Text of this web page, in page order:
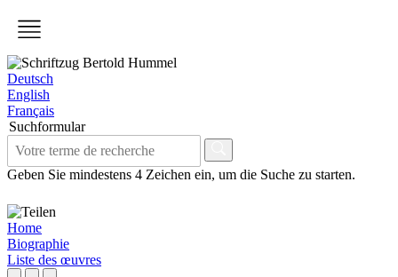
Deutsch
English
Français
Suchformular
Geben Sie mindestens 4 Zeichen ein, um die Suche zu starten.
Home
Biographie
Liste des œuvres